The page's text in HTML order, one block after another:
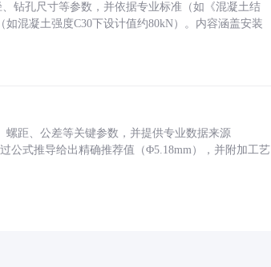
钻孔尺寸等参数，并依据专业标准（如《混凝土结
混凝土强度C30下设计值约80kN）。内容涵盖安装
螺距、公差等关键参数，并提供专业数据来源
公式推导给出精确推荐值（Φ5.18mm），并附加工艺